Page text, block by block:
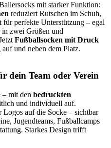
mit starker Funktion:
reduziert Rutschen im Schuh,
für perfekte Unterstützung – egal
zwei Größen und
Fußballsocken mit Druck
und neben dem Platz.
dein Team oder Verein
– mit den bedruckten
und individuell auf.
auf die Socke – sichtbar
Jugendteams, Fußballcamps
Starkes Design trifft